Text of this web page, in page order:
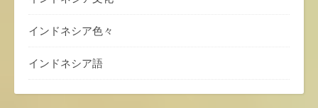
インドネシア色々
インドネシア語